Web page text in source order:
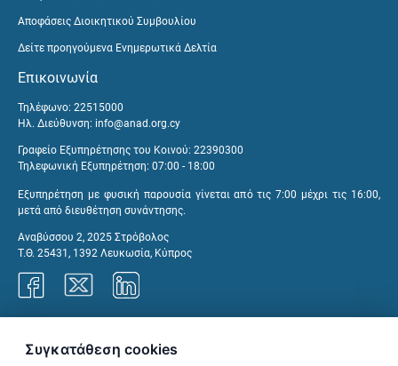
Αποφάσεις Διοικητικού Συμβουλίου
Δείτε προηγούμενα Ενημερωτικά Δελτία
Επικοινωνία
Τηλέφωνο: 22515000
Ηλ. Διεύθυνση: info@anad.org.cy
Γραφείο Εξυπηρέτησης του Κοινού: 22390300
Τηλεφωνική Εξυπηρέτηση: 07:00 - 18:00
Εξυπηρέτηση με φυσική παρουσία γίνεται από τις 7:00 μέχρι τις 16:00,
μετά από διευθέτηση συνάντησης.
Αναβύσσου 2, 2025 Στρόβολος
Τ.Θ. 25431, 1392 Λευκωσία, Κύπρος
Συγκατάθεση cookies